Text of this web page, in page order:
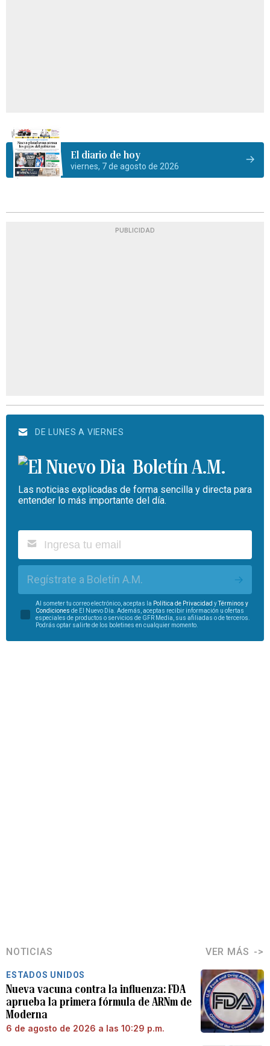
El diario de hoy
viernes, 7 de agosto de 2026
PUBLICIDAD
DE LUNES A VIERNES
Boletín A.M.
Las noticias explicadas de forma sencilla y directa para
entender lo más importante del día.
Regístrate a Boletín A.M.
Al someter tu correo electrónico, aceptas la Política de Privacidad yTérminos y
Condiciones de El Nuevo Día. Además, aceptas recibir información u ofertas
especiales de productos o servicios de GFR Media, sus afiliadas o de terceros.
Podrás optar salirte de los boletines en cualquier momento.
NOTICIAS VER MÁS
ESTADOS UNIDOS
Nueva vacuna contra la influenza: FDA
aprueba la primera fórmula de ARNm de
Moderna
6 de agosto de 2026 a las 10:29 p.m.